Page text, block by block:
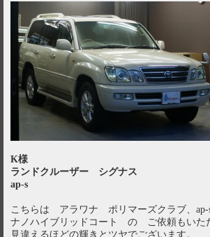
K様
ランドクルーザー シグナス
ap-s
こちらは アラワナ ポリマーズクラブ、ap-s
ナノハイブリッドコート の ご依頼もいた
見違えるほどの輝きとツヤでございます。